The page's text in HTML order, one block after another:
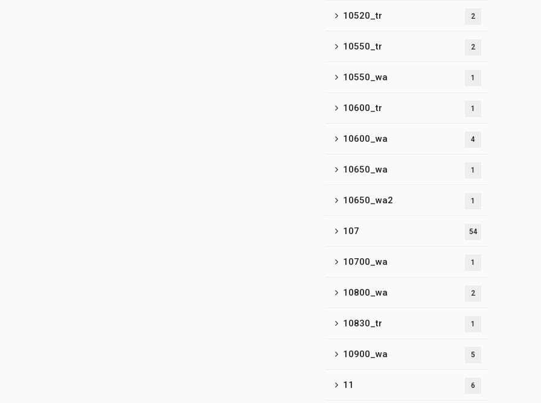
10520_tr 2
10550_tr 2
10550_wa 1
10600_tr 1
10600_wa 4
10650_wa 1
10650_wa2 1
107 54
10700_wa 1
10800_wa 2
10830_tr 1
10900_wa 5
11 6